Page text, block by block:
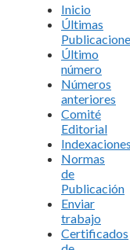
Inicio
Últimas
Último
número
Números
anteriores
Comité
Editorial
Indexaciones
Normas
de
Publicación
Enviar
trabajo
Certificados